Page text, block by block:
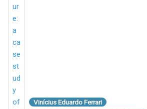
ur
e:
a
ca
se
st
ud
y
of
Vinícius Eduardo Ferrari